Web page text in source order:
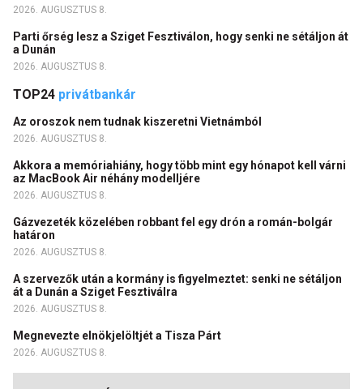
2026. AUGUSZTUS 8.
Parti őrség lesz a Sziget Fesztiválon, hogy senki ne sétáljon át
a Dunán
2026. AUGUSZTUS 8.
TOP24 privátbankár
Az oroszok nem tudnak kiszeretni Vietnámból
2026. AUGUSZTUS 8.
Akkora a memóriahiány, hogy több mint egy hónapot kell várni
az MacBook Air néhány modelljére
2026. AUGUSZTUS 8.
Gázvezeték közelében robbant fel egy drón a román-bolgár
határon
2026. AUGUSZTUS 8.
A szervezők után a kormány is figyelmeztet: senki ne sétáljon
át a Dunán a Sziget Fesztiválra
2026. AUGUSZTUS 8.
Megnevezte elnökjelöltjét a Tisza Párt
2026. AUGUSZTUS 8.